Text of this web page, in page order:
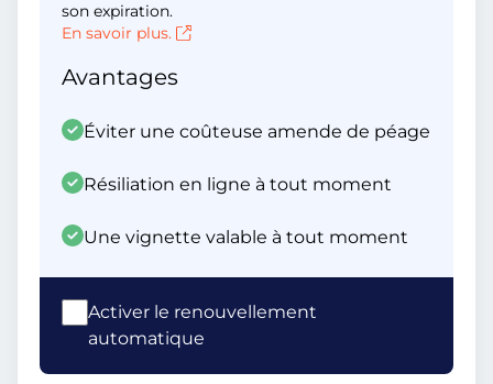
son expiration.
En savoir plus.
Avantages
Éviter une coûteuse amende de péage
Résiliation en ligne à tout moment
Une vignette valable à tout moment
Activer le renouvellement
automatique